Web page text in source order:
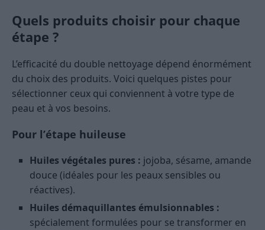
Quels produits choisir pour chaque
étape ?
L’efficacité du double nettoyage dépend énormément
du choix des produits. Voici quelques pistes pour
sélectionner ceux qui conviennent à votre type de
peau et à vos besoins.
Pour l’étape huileuse
Huiles végétales pures : jojoba, sésame, amande
douce (idéales pour les peaux sensibles ou
réactives).
Huiles démaquillantes émulsionnables :
spécialement formulées pour se transformer en